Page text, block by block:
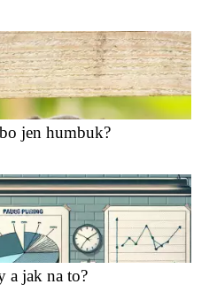
jen humbuk?
a jak na to?